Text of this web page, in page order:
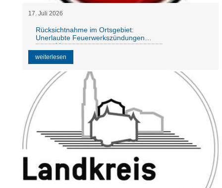
17. Juli 2026
Rücksichtnahme im Ortsgebiet:
Unerlaubte Feuerwerkszündungen
vermeiden
weiterlesen